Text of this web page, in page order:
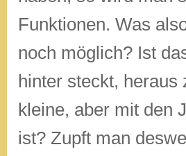
Funktionen. Was
noch möglich? Ist
hinter steckt,
kleine, aber mit den
ist? Zupft man